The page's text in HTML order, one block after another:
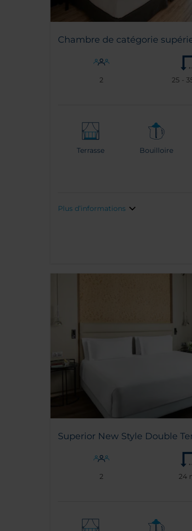
Chambre de catégorie
2 25 -
Terrasse Bouilloire
Plus d’informations
Superior New Style Double
2 24